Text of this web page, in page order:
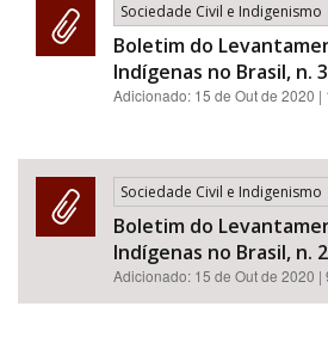
Sociedade Civil e Indigenismo
Boletim do
Indígenas no Brasil, n.
Adicionado: 15 de Out de 2020 |
Sociedade Civil e Indigenismo
Boletim do
Indígenas no Brasil, n.
Adicionado: 15 de Out de 2020 |